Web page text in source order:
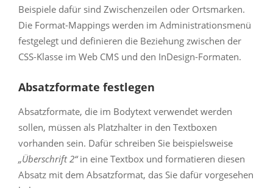
Beispiele dafür sind Zwischenzeilen oder Ortsmarken.
Die Format-Mappings werden im Administrationsmenü
festgelegt und definieren die Beziehung zwischen der
CSS-Klasse im Web CMS und den InDesign-Formaten.
Absatzformate festlegen
Absatzformate, die im Bodytext verwendet werden
sollen, müssen als Platzhalter in den Textboxen
vorhanden sein. Dafür schreiben Sie beispielsweise
„Überschrift 2“in eine Textbox und formatieren diesen
Absatz mit dem Absatzformat, das Sie dafür vorgesehen